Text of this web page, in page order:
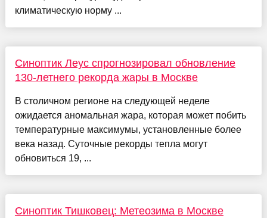
климатическую норму ...
Синоптик Леус спрогнозировал обновление
130-летнего рекорда жары в Москве
В столичном регионе на следующей неделе
ожидается аномальная жара, которая может побить
температурные максимумы, установленные более
века назад. Суточные рекорды тепла могут
обновиться 19, ...
Синоптик Тишковец: Метеозима в Москве